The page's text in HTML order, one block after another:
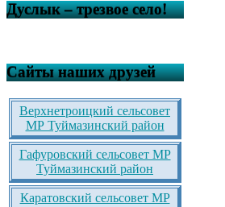
Дуслык – трезвое село!
Сайты наших друзей
Верхнетроицкий сельсовет
МР Туймазинский район
Гафуровский сельсовет МР
Туймазинский район
Каратовский сельсовет МР